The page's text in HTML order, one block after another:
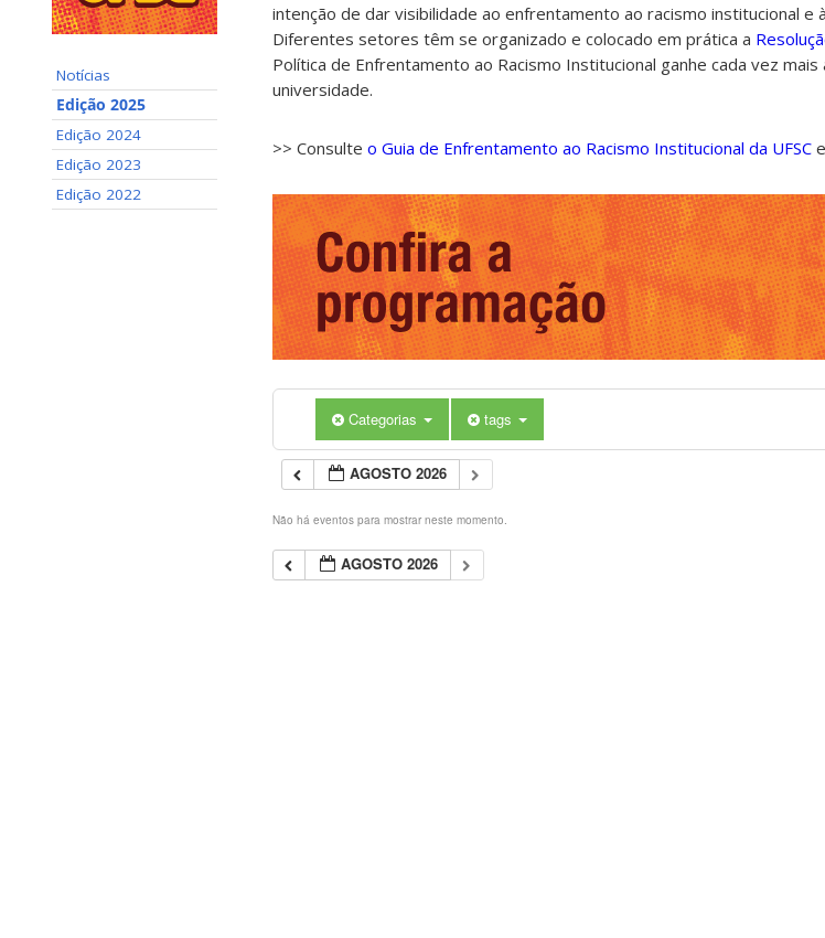
Notícias
Edição 2025
Edição 2024
Edição 2023
Edição 2022
intenção de dar visibilidade ao enfrentamento ao racismo institucional e
Diferentes setores têm se organizado e colocado em prática a
Política de Enfrentamento ao Racismo Institucional ganhe cada vez mais
universidade.
>> Consulte o Guia de Enfrentamento ao Racismo Institucional da UFSC
Categorias tags
AGOSTO 2026
Não há eventos para mostrar neste momento.
AGOSTO 2026